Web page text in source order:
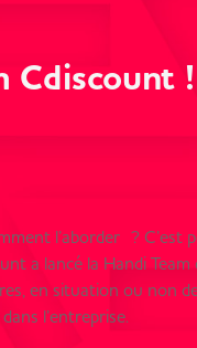
Cdiscount !
l’aborder ? C’est
a lancé la Handi
en situation ou non
l’entreprise.